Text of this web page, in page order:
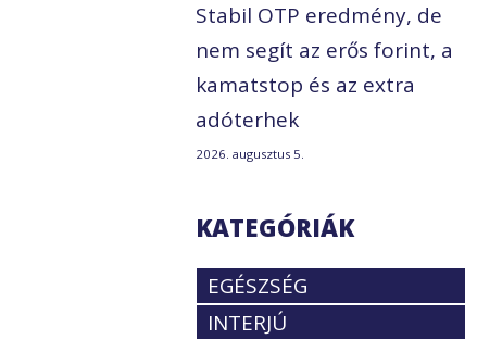
Stabil OTP eredmény, de
nem segít az erős forint, a
kamatstop és az extra
adóterhek
2026. augusztus 5.
KATEGÓRIÁK
EGÉSZSÉG
INTERJÚ